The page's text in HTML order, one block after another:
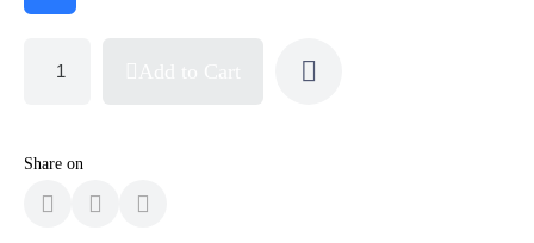
Share on